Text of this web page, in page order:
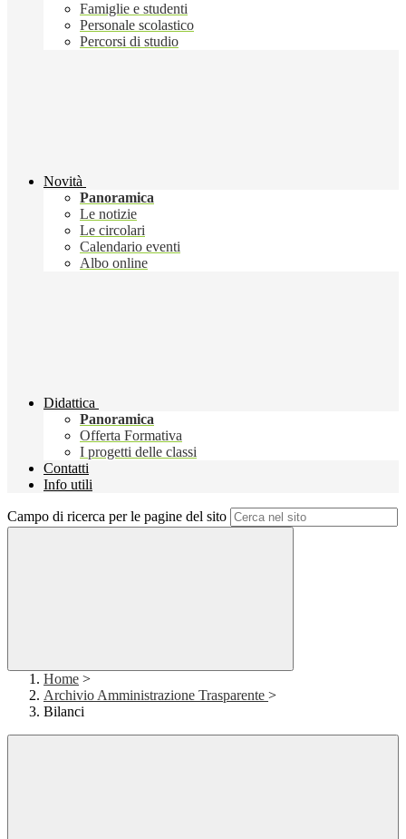
Famiglie e studenti
Personale scolastico
Percorsi di studio
Novità
Panoramica
Le notizie
Le circolari
Calendario eventi
Albo online
Didattica
Panoramica
Offerta Formativa
I progetti delle classi
Contatti
Info utili
Campo di ricerca per le pagine del sito
Home >
Archivio Amministrazione Trasparente >
Bilanci